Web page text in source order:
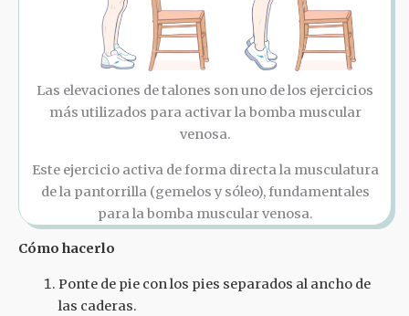
Las elevaciones de talones son uno de los ejercicios
más utilizados para activar la bomba muscular
venosa.
Este ejercicio activa de forma directa la musculatura
de la pantorrilla (gemelos y sóleo), fundamentales
para la bomba muscular venosa.
Cómo hacerlo
Ponte de pie con los pies separados al ancho de
las caderas.